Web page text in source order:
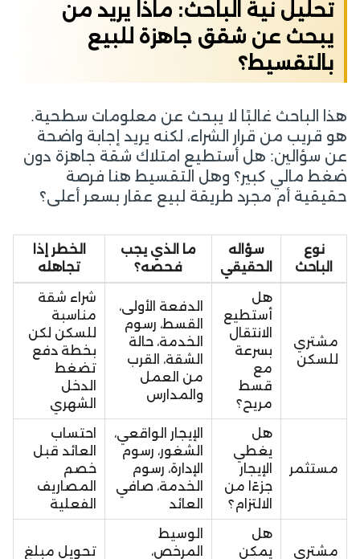
تحليل نية الباحث: ماذا يريد من
يبحث عن شقق جاهزة للبيع
بالتقسيط؟
هذا الباحث غالبًا لا يبحث عن معلومات سطحية.
هو قريب من قرار الشراء، لكنه يريد إجابة واضحة
عن سؤالين: هل أستطيع امتلاك شقة جاهزة دون
ضغط مالي كبير؟ وهل التقسيط هنا فرصة
حقيقية أم مجرد طريقة لبيع عقار بسعر أعلى؟
نوع
الباحث
سؤاله
الحقيقي
ما الذي يجب
فحصه؟
الخطر إذا
تجاهله
مشتري
للسكن
هل
أستطيع
الانتقال
بسرعة
مع
قسط
مريح؟
الدفعة الأولى،
القسط، رسوم
الخدمة، حالة
الشقة، القرب
من العمل
والمدارس
شراء شقة
مناسبة
للسكن لكن
بخطة دفع
تضغط
الدخل
الشهري
مستثمر
هل
يغطي
الإيجار
جزءًا من
الالتزام؟
الإيجار الواقعي،
الشغور، رسوم
الإدارة، رسوم
الخدمة، صافي
العائد
احتساب
العائد قبل
خصم
المصاريف
الفعلية
مشتري
هل
يمكن
الوسيط
المرخص،
تحويل مبلغ